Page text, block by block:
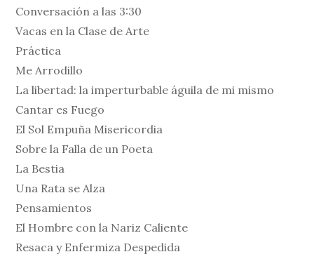
Conversación a las 3:30
Vacas en la Clase de Arte
Práctica
Me Arrodillo
La libertad: la imperturbable águila de mi mismo
Cantar es Fuego
El Sol Empuña Misericordia
Sobre la Falla de un Poeta
La Bestia
Una Rata se Alza
Pensamientos
El Hombre con la Nariz Caliente
Resaca y Enfermiza Despedida